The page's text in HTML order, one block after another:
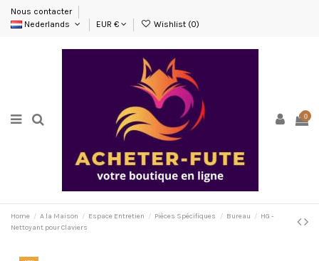
Nous contacter
Nederlands
EUR € Wishlist (0)
0
Home A la Maison Espace Entretien Pièces Spécifiques Bureau
HG -
Nettoyant pour Claviers